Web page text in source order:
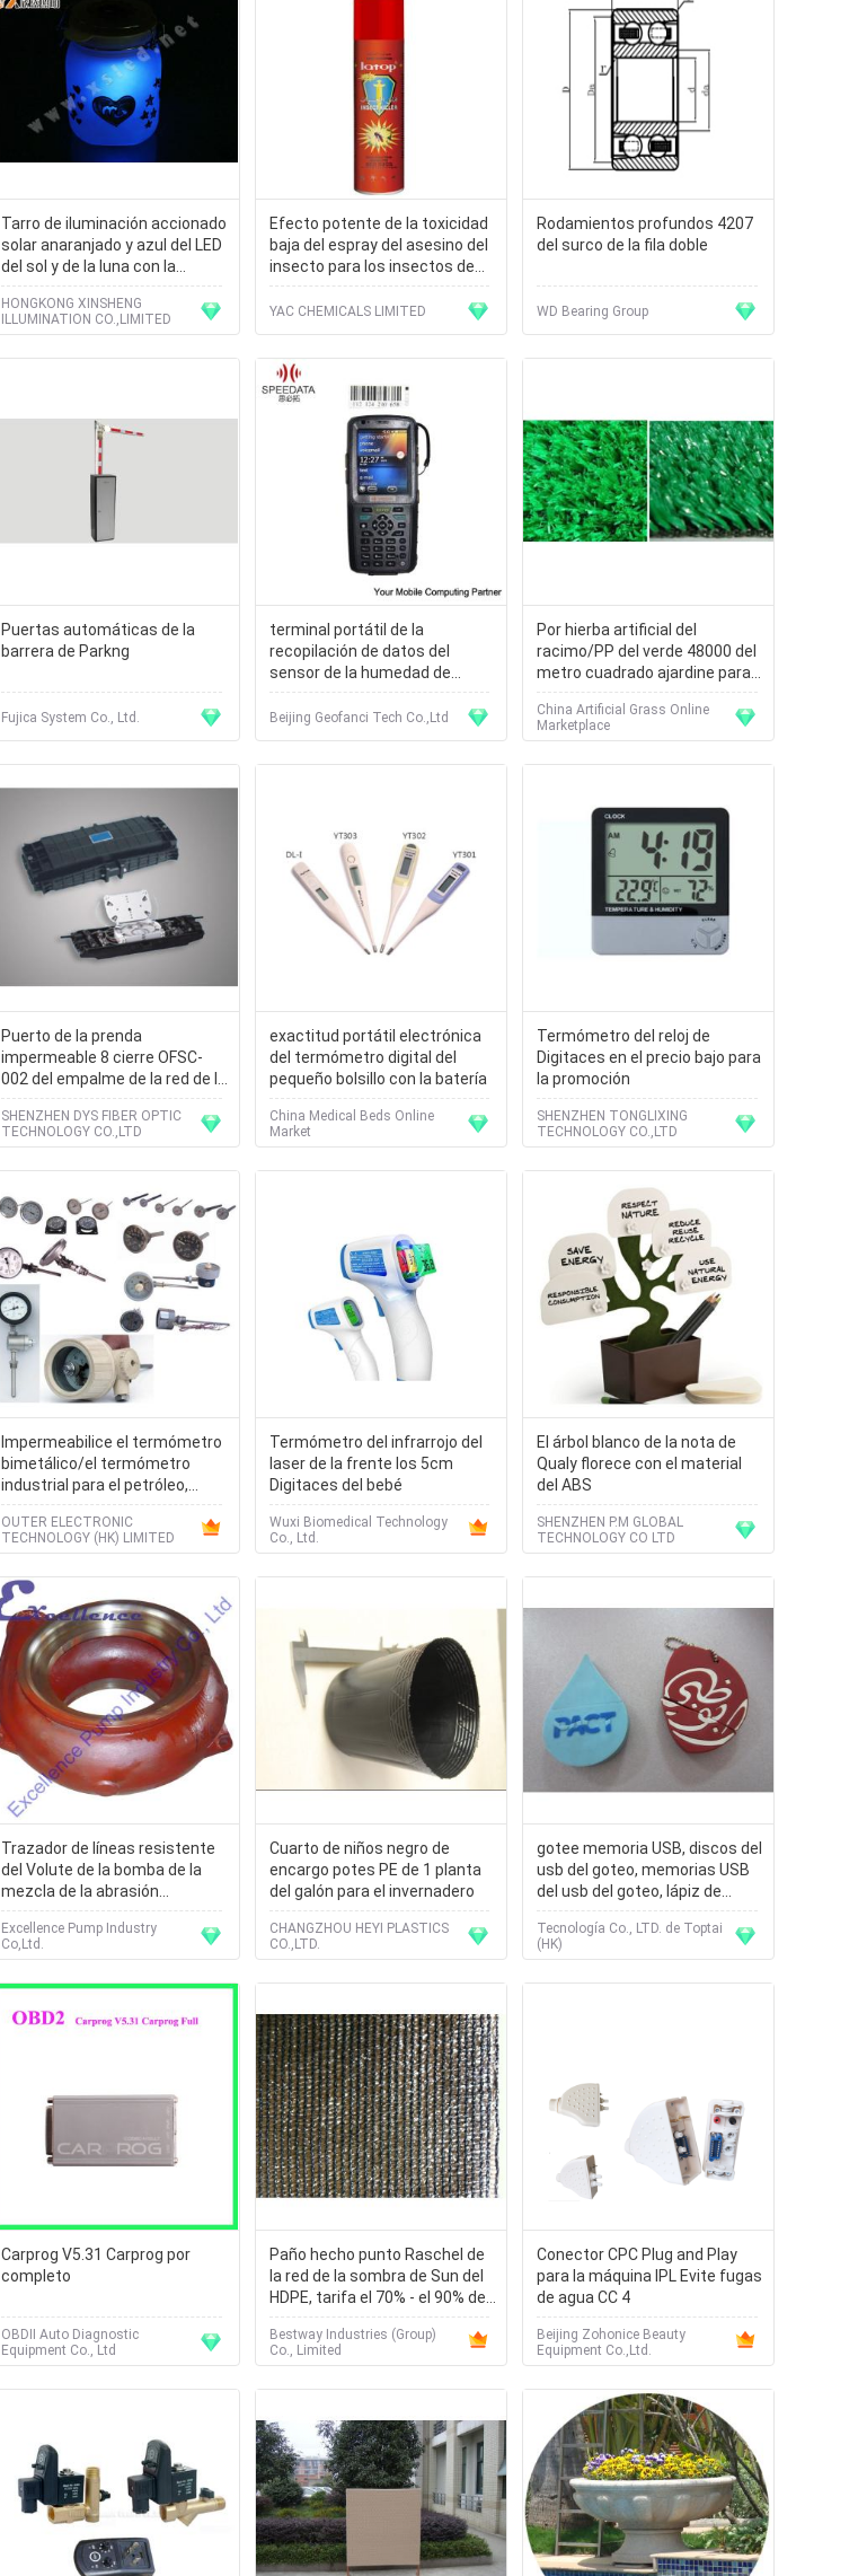
Tarro de iluminación accionado
solar anaranjado y azul del LED
del sol y de la luna con la
pintura de la mano
HONGKONG XINSHENG
ILLUMINATION CO.,LIMITED
Efecto potente de la toxicidad
baja del espray del asesino del
insecto para los insectos de
vuelo de la matanza
YAC CHEMICALS LIMITED
Rodamientos profundos 4207
del surco de la fila doble
WD Bearing Group
Puertas automáticas de la
barrera de Parkng
Fujica System Co., Ltd.
terminal portátil de la
recopilación de datos del
sensor de la humedad de
3.5inch TFT LCD para la
temperatura del invernadero
Beijing Geofanci Tech Co.,Ltd
Por hierba artificial del
racimo/PP del verde 48000 del
metro cuadrado ajardine para
la piscina
China Artificial Grass Online
Marketplace
Puerto de la prenda
impermeable 8 cierre OFSC-
002 del empalme de la red de la
fibra óptica de 415 de x 200 x
de 105m m
SHENZHEN DYS FIBER OPTIC
TECHNOLOGY CO.,LTD
exactitud portátil electrónica
del termómetro digital del
pequeño bolsillo con la batería
China Medical Beds Online
Market
Termómetro del reloj de
Digitaces en el precio bajo para
la promoción
SHENZHEN TONGLIXING
TECHNOLOGY CO.,LTD
Impermeabilice el termómetro
bimetálico/el termómetro
industrial para el petróleo,
producto químico, maquinaria
OUTER ELECTRONIC
TECHNOLOGY (HK) LIMITED
Termómetro del infrarrojo del
laser de la frente los 5cm
Digitaces del bebé
Wuxi Biomedical Technology
Co., Ltd.
El árbol blanco de la nota de
Qualy florece con el material
del ABS
SHENZHEN P.M GLOBAL
TECHNOLOGY CO LTD
Trazador de líneas resistente
del Volute de la bomba de la
mezcla de la abrasión
soportable
Excellence Pump Industry
Co,Ltd.
Cuarto de niños negro de
encargo potes PE de 1 planta
del galón para el invernadero
CHANGZHOU HEYI PLASTICS
CO.,LTD.
gotee memoria USB, discos del
usb del goteo, memorias USB
del usb del goteo, lápiz de
memoria del usb del goteo
Tecnología Co., LTD. de Toptai
(HK)
Carprog V5.31 Carprog por
completo
OBDII Auto Diagnostic
Equipment Co., Ltd
Paño hecho punto Raschel de
la red de la sombra de Sun del
HDPE, tarifa el 70% - el 90% de
la sombra
Bestway Industries (Group)
Co., Limited
Conector CPC Plug and Play
para la máquina IPL Evite fugas
de agua CC 4
Beijing Zohonice Beauty
Equipment Co.,Ltd.